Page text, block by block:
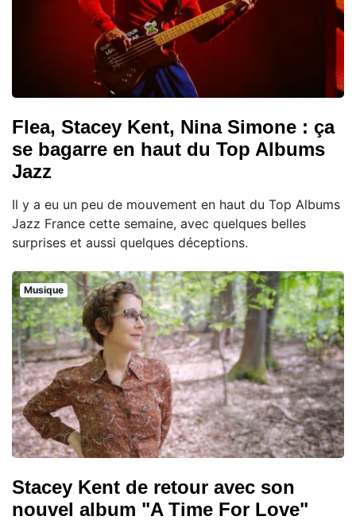
Flea, Stacey Kent, Nina Simone : ça
se bagarre en haut du Top Albums
Jazz
Il y a eu un peu de mouvement en haut du Top Albums
Jazz France cette semaine, avec quelques belles
surprises et aussi quelques déceptions.
Musique
Stacey Kent de retour avec son
nouvel album "A Time For Love"